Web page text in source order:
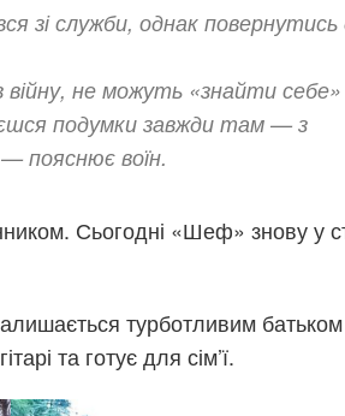
зі служби, однак повернутись
не можуть «знайти
подумки завжди там — з
пояснює воїн.
Сьогодні «Шеф» знову у
турботливим батьком
та готує для сім’ї.